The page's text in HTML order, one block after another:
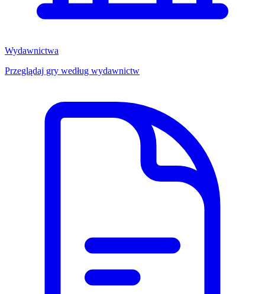
Wydawnictwa
Przeglądaj gry według wydawnictw